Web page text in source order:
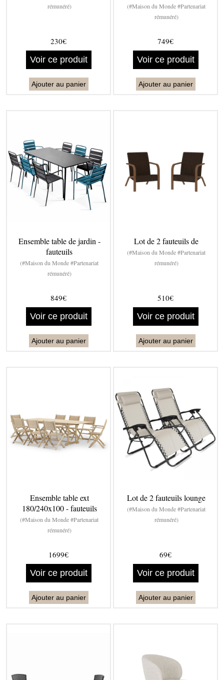
rémunéré)
230€
Voir ce produit
Ajouter au panier
(#Maison du Monde #Partenariat
rémunéré)
749€
Voir ce produit
Ajouter au panier
Ensemble table de jardin -
fauteuils
(#Maison du Monde #Partenariat
rémunéré)
849€
Voir ce produit
Ajouter au panier
Lot de 2 fauteuils de
(#Maison du Monde #Partenariat
rémunéré)
510€
Voir ce produit
Ajouter au panier
Ensemble table ext
180/240x100 - fauteuils
(#Maison du Monde #Partenariat
rémunéré)
1699€
Voir ce produit
Ajouter au panier
Lot de 2 fauteuils lounge
(#Maison du Monde #Partenariat
rémunéré)
69€
Voir ce produit
Ajouter au panier